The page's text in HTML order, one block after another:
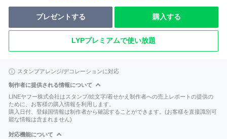
プレゼントする 購入する
LYPプレミアムで使い放題
スタンプアレンジ/デコレーションに対応
制作者に提供される情報について
LINEヤフー株式会社はスタンプ/絵文字/着せかえ制作者への売上レポートの提供の
ために、お客様の購入情報を利用します。
購入日付、登録国情報は制作者から確認することができます。(お客様を直接識別可
能な情報は含まれません)
対応機能について